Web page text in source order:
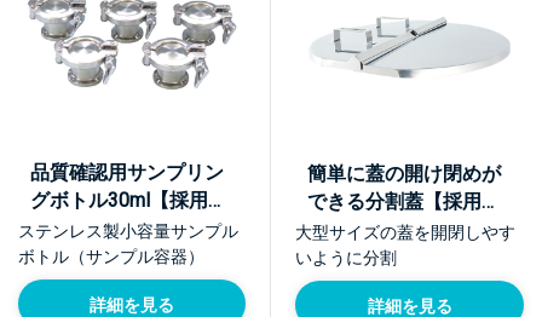
品質確認用サンプリン
グボトル30ml【採用事
例】
ステンレス製小容量サンプル
ボトル（サンプル容器）
詳細を見る
簡単に蓋の開け閉めが
できる分割蓋【採用事
例】
大型サイズの蓋を開閉しやす
いように分割
詳細を見る